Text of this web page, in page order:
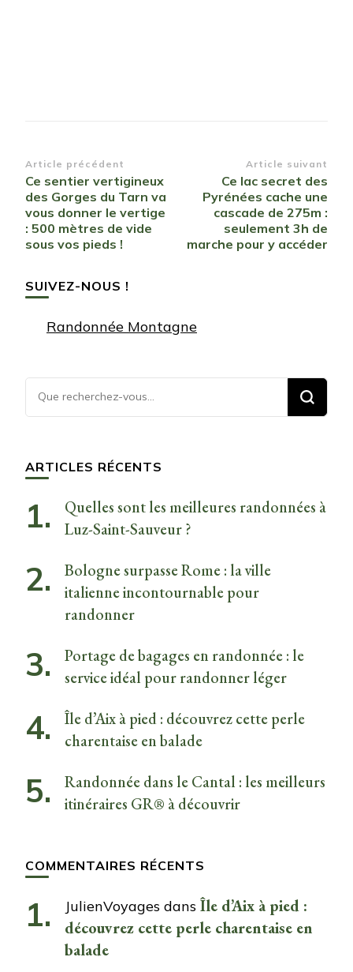
Navigation
d’article
Article précédent
Ce sentier vertigineux
des Gorges du Tarn va
vous donner le vertige
: 500 mètres de vide
sous vos pieds !
Article suivant
Ce lac secret des
Pyrénées cache une
cascade de 275m :
seulement 3h de
marche pour y accéder
SUIVEZ-NOUS !
Randonnée Montagne
Vous
recherchiez
ARTICLES RÉCENTS
Quelles sont les meilleures randonnées à
Luz-Saint-Sauveur ?
Bologne surpasse Rome : la ville
italienne incontournable pour
randonner
Portage de bagages en randonnée : le
service idéal pour randonner léger
Île d’Aix à pied : découvrez cette perle
charentaise en balade
Randonnée dans le Cantal : les meilleurs
itinéraires GR® à découvrir
COMMENTAIRES RÉCENTS
JulienVoyages dans Île d’Aix à pied :
découvrez cette perle charentaise en
balade